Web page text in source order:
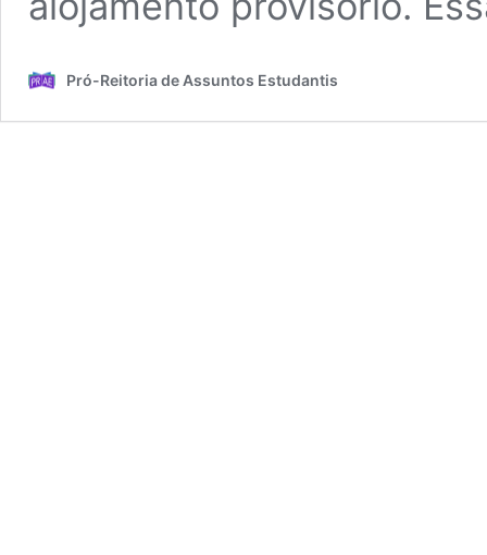
Pró-Reitoria de Assuntos Estudantis